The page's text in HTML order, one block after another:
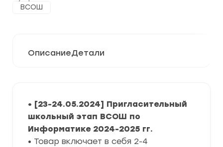
ВСОШ
ОписаниеДетали
• [23-24.05.2024] Пригласительный
школьный этап ВСОШ по
Информатике 2024-2025 гг.
• Товар включает в себя 2-4